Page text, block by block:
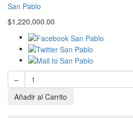
San Pablo
$1,220,000.00
–
Añadir al Carrito